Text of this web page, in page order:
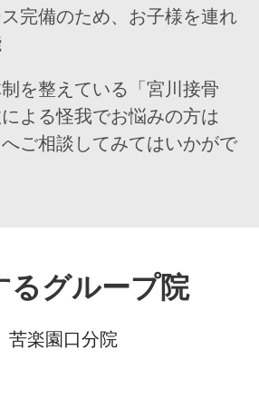
ス完備のため、お子様を連れ
を整えている「宮川接骨
よる怪我でお悩みの方は
へご相談してみてはいかがで
るグループ院
楽園口分院